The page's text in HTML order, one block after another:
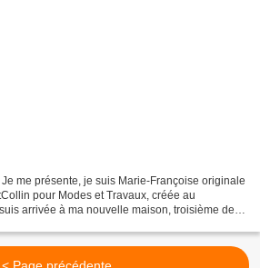
me présente, je suis Marie-Françoise originale
pour Modes et Travaux, créée au
arrivée à ma nouvelle maison, troisième de
< Page précédente